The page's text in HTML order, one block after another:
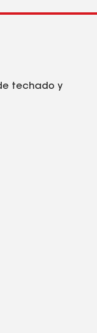
techado y